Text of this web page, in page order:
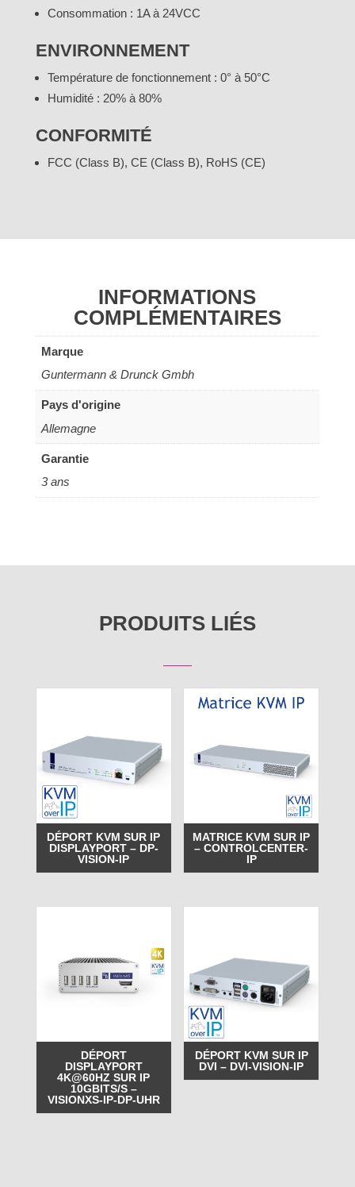
Consommation : 1A à 24VCC
ENVIRONNEMENT
Température de fonctionnement : 0° à 50°C
Humidité : 20% à 80%
CONFORMITÉ
FCC (Class B), CE (Class B), RoHS (CE)
INFORMATIONS
COMPLÉMENTAIRES
Marque
Guntermann & Drunck Gmbh
Pays d'origine
Allemagne
Garantie
3 ans
PRODUITS LIÉS
DÉPORT KVM SUR IP
DISPLAYPORT – DP-
VISION-IP
MATRICE KVM SUR IP
– CONTROLCENTER-
IP
DÉPORT
DISPLAYPORT
4K@60HZ SUR IP
10GBITS/S –
VISIONXS-IP-DP-UHR
DÉPORT KVM SUR IP
DVI – DVI-VISION-IP